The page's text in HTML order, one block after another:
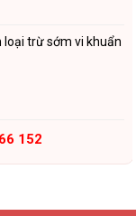
loại trừ sớm vi khuẩn
152